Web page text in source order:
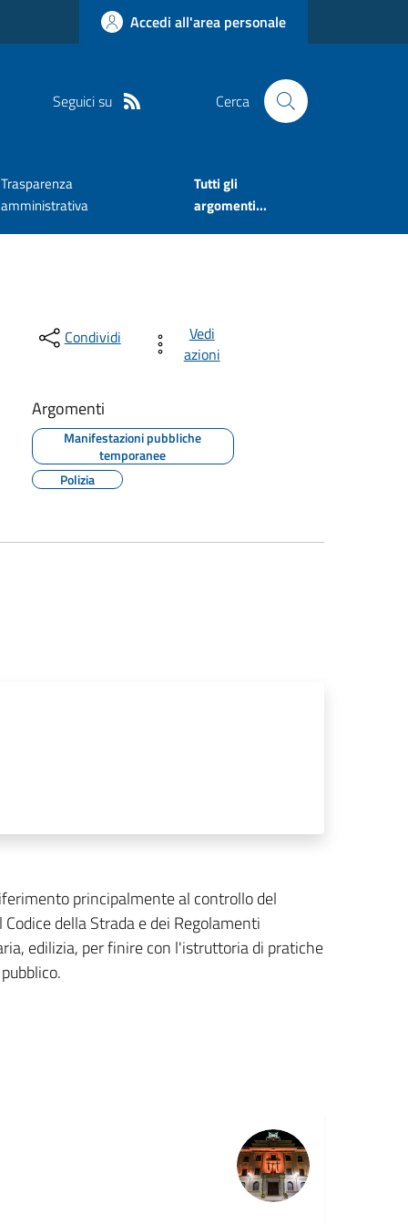
Accedi all'area personale
Seguici su Cerca
Trasparenza
amministrativa
Tutti gli
argomenti...
Condividi
Vedi
azioni
Argomenti
Manifestazioni pubbliche
temporanee
Polizia
principalmente al controllo del
della Strada e dei Regolamenti
edilizia, per finire con l'istruttoria di pratiche